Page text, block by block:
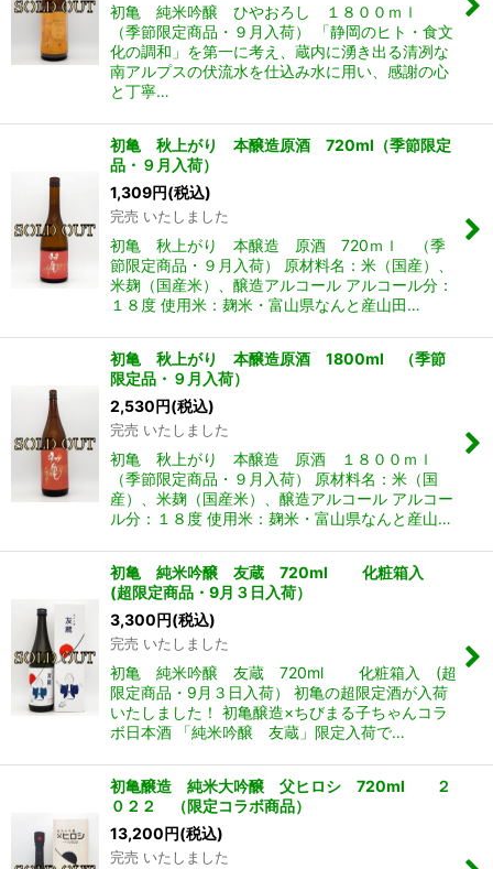
初亀 純米吟醸 ひやおろし １８００ｍｌ
（季節限定商品・９月入荷） 「静岡のヒト・食文
化の調和」を第一に考え、蔵内に湧き出る清冽な
南アルプスの伏流水を仕込み水に用い、感謝の心
と丁寧…
初亀 秋上がり 本醸造原酒 720ml（季節限定
品・９月入荷）
1,309円(税込)
完売 いたしました
初亀 秋上がり 本醸造 原酒 720ｍｌ （季
節限定商品・９月入荷） 原材料名：米（国産）、
米麹（国産米）、醸造アルコール アルコール分：
１８度 使用米：麹米・富山県なんと産山田…
初亀 秋上がり 本醸造原酒 1800ml （季節
限定品・９月入荷）
2,530円(税込)
完売 いたしました
初亀 秋上がり 本醸造 原酒 １８００ｍｌ
（季節限定商品・９月入荷） 原材料名：米（国
産）、米麹（国産米）、醸造アルコール アルコー
ル分：１８度 使用米：麹米・富山県なんと産山…
初亀 純米吟醸 友蔵 720ml 化粧箱入
(超限定商品・9月３日入荷）
3,300円(税込)
完売 いたしました
初亀 純米吟醸 友蔵 720ml 化粧箱入 (超
限定商品・9月３日入荷） 初亀の超限定酒が入荷
いたしました！ 初亀醸造×ちびまる子ちゃんコラ
ボ日本酒 「純米吟醸 友蔵」限定入荷で…
初亀醸造 純米大吟醸 父ヒロシ 720ml ２
０２２ （限定コラボ商品）
13,200円(税込)
完売 いたしました